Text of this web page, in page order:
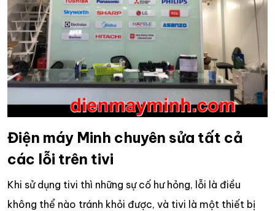
Điện máy Minh chuyên sửa tất cả
các lỗi trên tivi
Khi sử dụng tivi thì những sự cố hư hỏng, lỗi là điều
không thể nào tránh khỏi được, và tivi là một thiết bị